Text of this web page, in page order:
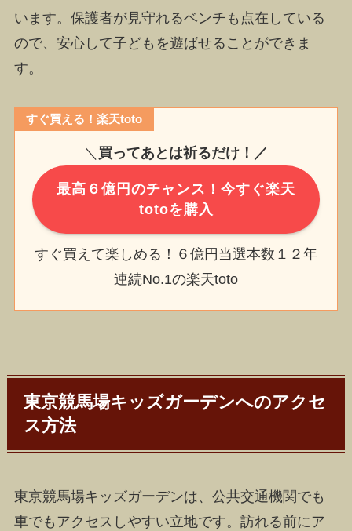
います。保護者が見守れるベンチも点在している
ので、安心して子どもを遊ばせることができま
す。
すぐ買える！楽天toto
＼ 買ってあとは祈るだけ！／
最高６億円のチャンス！今すぐ楽天
totoを購入
すぐ買えて楽しめる！６億円当選本数１２年
連続No.1の楽天toto
東京競馬場キッズガーデンへのアクセ
ス方法
東京競馬場キッズガーデンは、公共交通機関でも
車でもアクセスしやすい立地です。訪れる前にア